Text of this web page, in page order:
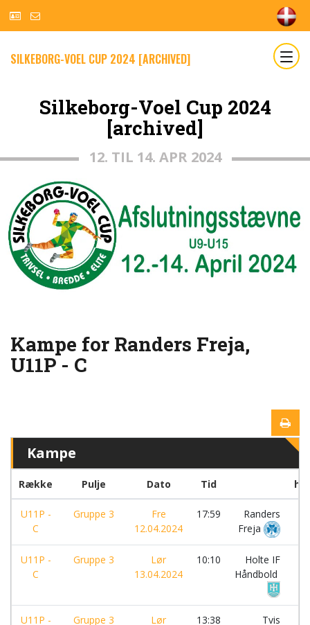
SILKEBORG-VOEL CUP 2024 [ARCHIVED]
Silkeborg-Voel Cup 2024
[archived]
12. TIL 14. APR 2024
Kampe for Randers Freja,
U11P - C
Kampe
Række Pulje Dato Tid
U11P -
C
Gruppe 3
Fre
12.04.2024
17:59
Randers
Freja
U11P -
C
Gruppe 3
Lør
13.04.2024
10:10
Holte IF
Håndbold
U11P -
Gruppe 3
Lør
13:38
Tvis